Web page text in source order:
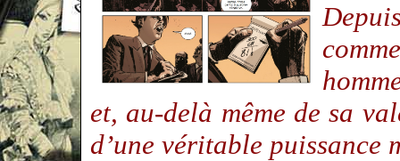
et, au-delà même de sa
d’une véritable puissance